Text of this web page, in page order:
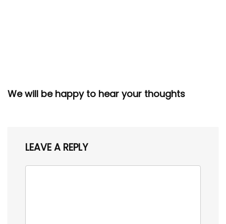
We will be happy to hear your thoughts
LEAVE A REPLY